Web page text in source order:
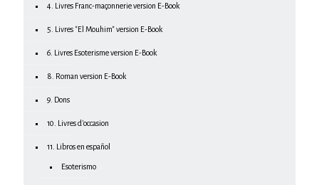
4. Livres Franc-maçonnerie version E-Book
5. Livres "El Mouhim" version E-Book
6. Livres Esoterisme version E-Book
8. Roman version E-Book
9. Dons
10. Livres d'occasion
11. Libros en español
Esoterismo